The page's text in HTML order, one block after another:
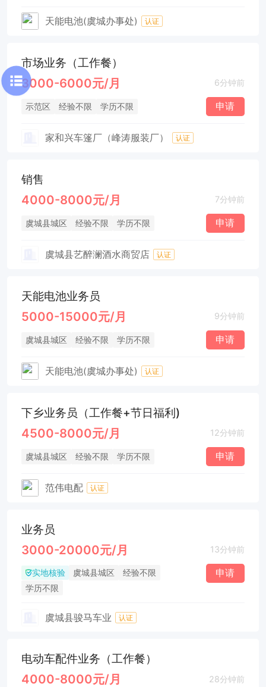
天能电池(虞城办事处) 认证
市场业务（工作餐）
3000-6000元/月 6分钟前
示范区 经验不限 学历不限 申请
家和兴车篷厂（峰涛服装厂） 认证
销售
4000-8000元/月 7分钟前
虞城县城区 经验不限 学历不限 申请
虞城县艺醉澜酒水商贸店 认证
天能电池业务员
5000-15000元/月 9分钟前
虞城县城区 经验不限 学历不限 申请
天能电池(虞城办事处) 认证
下乡业务员（工作餐+节日福利)
4500-8000元/月 12分钟前
虞城县城区 经验不限 学历不限 申请
范伟电配 认证
业务员
3000-20000元/月 13分钟前
实地核验 虞城县城区
经验不限
学历不限
申请
虞城县骏马车业 认证
电动车配件业务（工作餐）
4000-8000元/月 28分钟前